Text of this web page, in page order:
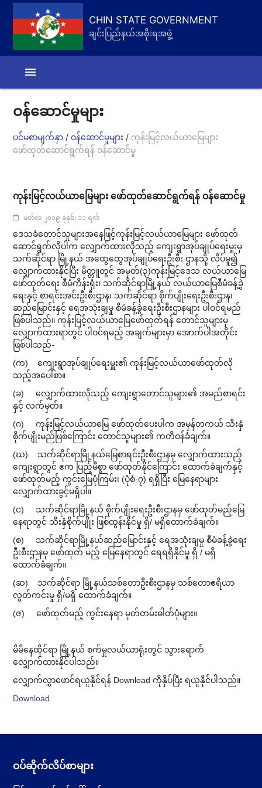
CHIN STATE GOVERNMENT
ချင်းပြည်နယ်အစိုးရအဖွဲ့
menu
ဝန်ဆောင်မှုများ
ပင်မစာမျက်နှာ / ဝန်ဆောင်မှုများ / ကုန်းမြင့်လယ်ယာမြေများ
ဖော်ထုတ်ဆောင်ရွက်ရန် ဝန်ဆောင်မှု
ကုန်းမြင့်လယ်ယာမြေများ ဖော်ထုတ်ဆောင်ရွက်ရန် ဝန်ဆောင်မှု
မတ်လ ၂၀၁၉ ခုနှစ်၊ ၁၁ ရက်
ဒေသခံတောင်သူများအနေဖြင့်ကုန်းမြင့်လယ်ယာမြေများ ဖော်ထုတ်
ဆောင်ရွက်လိုပါက လျှောက်ထားလိုသည့် ကျေးရွာအုပ်ချုပ်ရေးမှူးမှ
သက်ဆိုင်ရာ မြို့နယ် အထွေထွေအုပ်ချုပ်ရေးဦးစီး ဌာနသို့ လိပ်မူ၍
လျှောက်ထားနိုင်ပြီး မိတ္တူတွင် အမှတ်(၃)ကုန်းမြင့်ဒေသ လယ်ယာမြေ
ဖော်ထုတ်ရေး စီမံကိန်းရုံး၊ သက်ဆိုင်ရာမြို့နယ် လယ်ယာမြေစီမံခန့်ခွဲ
ရေးနှင့် စာရင်းအင်းဦးစီးဌာန၊ သက်ဆိုင်ရာ စိုက်ပျိုးရေးဦးစီးဌာန၊
ဆည်မြောင်းနှင့် ရေအသုံးချမှု စီမံခန့်ခွဲရေးဦးစီးဌာနများ ပါဝင်ရမည်
ဖြစ်ပါသည်။ ကုန်းမြင့်လယ်ယာမြေဖော်ထုတ်ရန် တောင်သူများမှ
လျှောက်ထားရာတွင် ပါဝင်ရမည့် အချက်များမှာ အောက်ပါအတိုင်း
ဖြစ်ပါသည်-
(က) ကျေးရွာအုပ်ချုပ်ရေးမှူး၏ ကုန်းမြင့်လယ်ယာဖော်ထုတ်လို
သည့်အပေါ်စာ။
(ခ) လျှောက်ထားလိုသည့် ကျေးရွာတောင်သူများ၏ အမည်စာရင်း
နှင့် လက်မှတ်။
(ဂ) ကုန်းမြင့်လယ်ယာမြေ ဖော်ထုတ်ပေးပါက အမှန်တကယ် သီးနှံ
စိုက်ပျိုးမည်ဖြစ်ကြောင်း တောင်သူများ၏ ကတိဝန်ခံချက်။
(ဃ) သက်ဆိုင်ရာမြို့နယ်မြေစာရင်းဦးစီးဌာနမှ လျှောက်ထားသည့်
ကျေးရွာတွင် ဧက ပြည့်မီစွာ ဖော်ထုတ်နိုင်ကြောင်း ထောက်ခံချက်နှင့်
ဖော်ထုတ်မည့် ကွင်းမြေပုံကြမ်း၊ (ပုံစံ-၇) ရရှိပြီး မြေနေရာများ
လျှောက်ထားခွင့်မရှိပါ။
(င) သက်ဆိုင်ရာမြို့နယ် စိုက်ပျိုးရေးဦးစီးဌာနမှ ဖော်ထုတ်မည့်မြေ
နေရာတွင် သီးနှံစိုက်ပျိုး ဖြစ်ထွန်းနိုင်မှု ရှိ/ မရှိထောက်ခံချက်။
(စ) သက်ဆိုင်ရာမြို့နယ်ဆည်မြောင်းနှင့် ရေအသုံးချမှု စီမံခန့်ခွဲရေး
ဦးစီးဌာနမှ ဖော်ထုတ် မည့် မြေနေရာတွင် ရေရရှိနိုင်မှု ရှိ / မရှိ
ထောက်ခံချက်။
(ဆ) သက်ဆိုင်ရာ မြို့နယ်သစ်တောဦးစီးဌာနမှ သစ်တောဧရိယာ
လွတ်ကင်းမှု ရှိ/မရှိ ထောက်ခံချက်။
(ဇ) ဖော်ထုတ်မည့် ကွင်းနေရာ မှတ်တမ်းဓါတ်ပုံများ။
မိမိ​နေထိုင်ရာ မြို့နယ် စက်မှုလယ်ယာရုံးတွင် သွားရောက်
လျှောက်ထားနိုင်ပါသည်။
လျှောက်လွှာဖောင်ရယူနိုင်ရန် Download ကိုနှိပ်ပြီး ရယူနိုင်ပါသည်။
Download
ဝပ်ဆိုက်လိပ်စာများ